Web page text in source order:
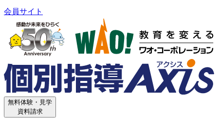
会員サイト
無料体験・見学
資料請求